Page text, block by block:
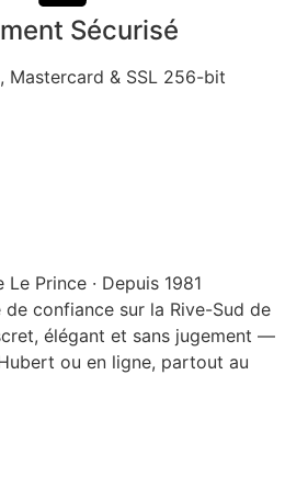
Sécurisé
Mastercard & SSL 256-bit
Prince · Depuis 1981
confiance sur la Rive-Sud de
élégant et sans jugement —
ou en ligne, partout au